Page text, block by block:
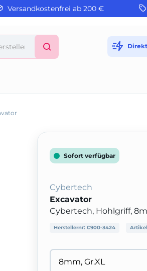
Versandkostenfrei ab 200 €
Sofort verfügbar
Cybertech
Excavator
Cybertech, Hohlgriff,
Herstellernr: C900-3424